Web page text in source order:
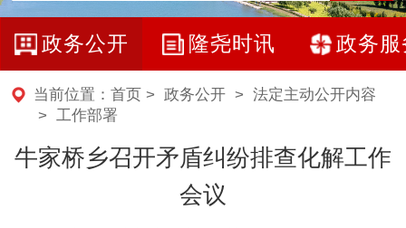
政务公开 隆尧时讯 政务服
当前位置： 首页 > 政务公开> 法定主动公开内容
> 工作部署
牛家桥乡召开矛盾纠纷排查化解工作
会议